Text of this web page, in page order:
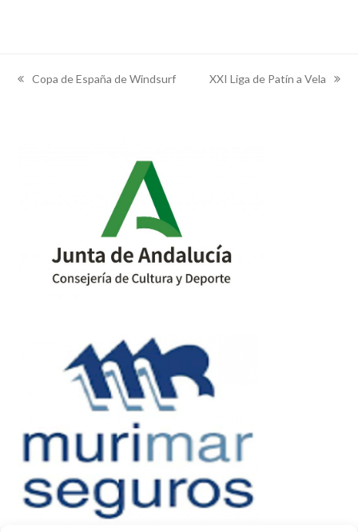
previous
Copa de España de Windsurf
next
XXI Liga de Patín a Vela